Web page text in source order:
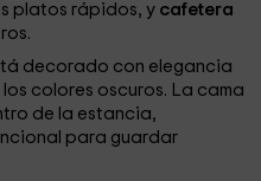
platos rápidos, y cafetera
decorado con elegancia
colores oscuros. La cama
de la estancia,
para guardar